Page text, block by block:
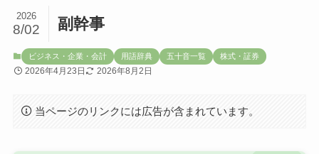
副幹事
2026
8/02
ビジネス・企業・会計 用語辞典 五十音一覧 株式・証券
2026年4月23日 2026年8月2日
当ページのリンクには広告が含まれています。